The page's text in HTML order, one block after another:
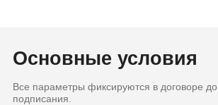
Основные условия
Все параметры фиксируются в договоре до
подписания.